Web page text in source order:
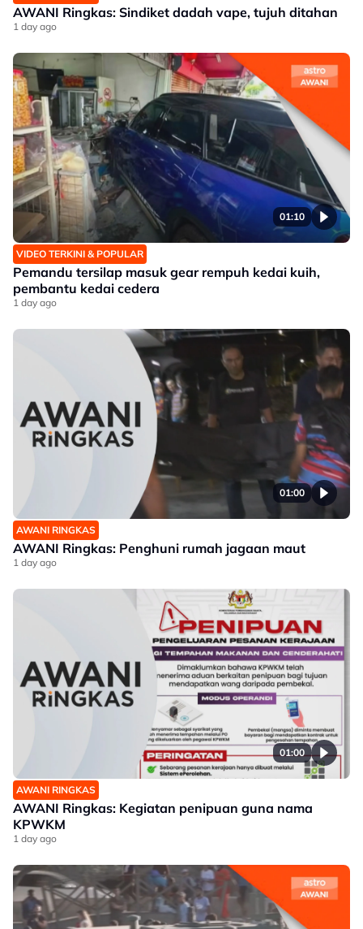
AWANI Ringkas: Sindiket dadah vape, tujuh ditahan
1 day ago
01:10
VIDEO TERKINI & POPULAR
Pemandu tersilap masuk gear rempuh kedai kuih,
pembantu kedai cedera
1 day ago
01:00
AWANI RINGKAS
AWANI Ringkas: Penghuni rumah jagaan maut
1 day ago
01:00
AWANI RINGKAS
AWANI Ringkas: Kegiatan penipuan guna nama
KPWKM
1 day ago